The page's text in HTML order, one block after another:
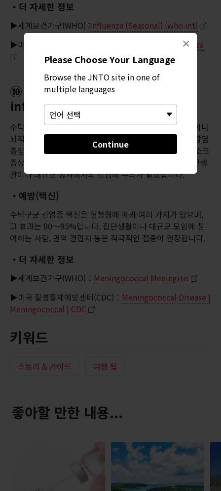
Please Choose Your Language
Browse the JNTO site in one of
multiple languages
Continue
×
・더 자세한 정보
▶세계보건기구(WHO) :Influenza (Seasonal) (who.int)
▶미국 질병통제예방센터(CDC)：
Yellow Book Influenza
⑩ 수막구균 감염증(Meningococcal
infection)이란 무엇인가요?
수막구균 감염증은 재채기나 기침을 통해 전염되며, 혈액이나
뇌척수액에 침입해 패혈증이나 수막염을 유발할 수 있는 감염
증입니다. 두통, 발열, 경련, 의식 장애, 출혈 반점의 발생, 쇼크
증상 등이 나타나며, 급격히 사망에 이를 수 있습니다. 집단생
활이나 대규모 행사에서의 감염에 주의가 필요합니다.
・예방(백신)
수막구균 감염증 백신은 혈청형에 따라 여러 가지가 있으며,
그 효과는 80～95%입니다. 집단생활이나 대규모 모임에 참
여하는 사람, 면역 결핍자 등은 적극적인 접종이 권장됩니다.
・더 자세한 정보
▶세계보건기구(WHO)： Meningococcal Meningitis
▶미국 질병통제예방센터(CDC)： Meningococcal Disease |
Meningococcal | CDC
키워드
스토리 & 가이드 여행 팁
좋아할 만한 내용...